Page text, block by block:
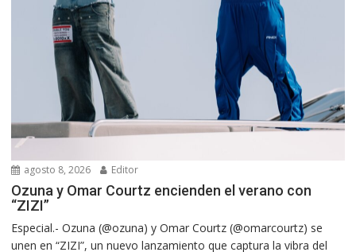
agosto 8, 2026 Editor
Ozuna y Omar Courtz encienden el verano con
“ZIZI”
Especial.- Ozuna (@ozuna) y Omar Courtz (@omarcourtz) se
unen en “ZIZI”, un nuevo lanzamiento que captura la vibra del